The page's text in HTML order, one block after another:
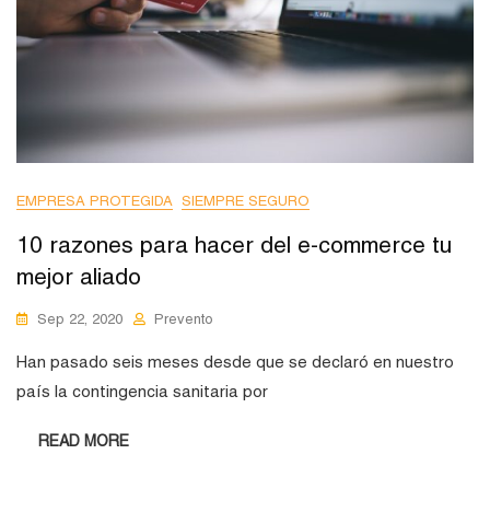
EMPRESA PROTEGIDA SIEMPRE SEGURO
10 razones para hacer del e-commerce tu
mejor aliado
Sep 22, 2020 Prevento
Han pasado seis meses desde que se declaró en nuestro
país la contingencia sanitaria por
READ MORE